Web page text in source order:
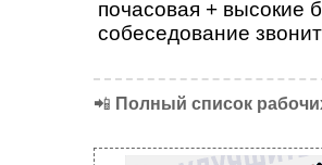
почасовая + высокие
собеседование
📲 Полный список